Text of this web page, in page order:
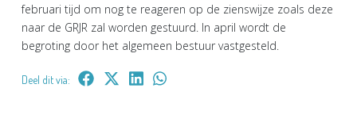
februari tijd om nog te reageren op de zienswijze zoals deze
naar de GRJR zal worden gestuurd. In april wordt de
begroting door het algemeen bestuur vastgesteld.
Deel dit via: